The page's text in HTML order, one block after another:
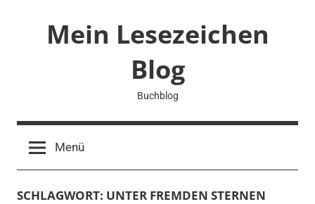
Mein Lesezeichen
Blog
Buchblog
Menü
SCHLAGWORT: UNTER FREMDEN STERNEN